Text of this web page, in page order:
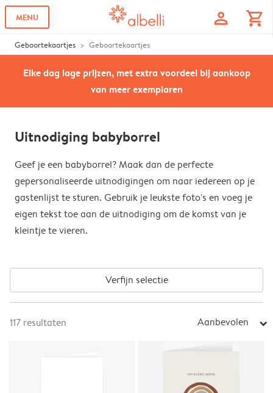
MENU profile shopping_cart
Geboortekaartjes Geboortekaartjes
Elke dag lage prijzen, met extra voordeel bij aankoop
van meer exemplaren
Uitnodiging babyborrel
Geef je een babyborrel? Maak dan de perfecte
gepersonaliseerde uitnodigingen om naar iedereen op je
gastenlijst te sturen. Gebruik je leukste foto's en voeg je
eigen tekst toe aan de uitnodiging om de komst van je
kleintje te vieren.
Verfijn selectie
117 resultaten Aanbevolen arrow_right